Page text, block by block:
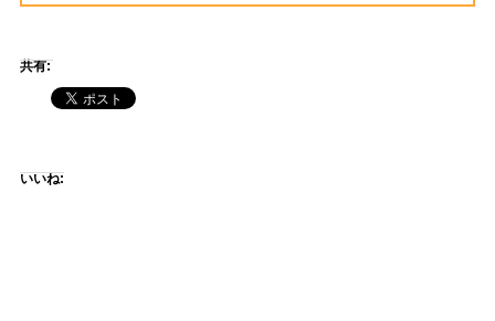
共有:
いいね: